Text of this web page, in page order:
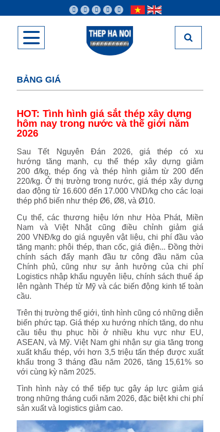
BẢNG GIÁ
HOT: Tình hình giá sắt thép xây dựng
hôm nay trong nước và thế giới năm
2026
Sau Tết Nguyên Đán 2026, giá thép có xu
hướng tăng mạnh, cụ thể thép xây dựng giảm
200 đ/kg, thép ống và thép hình giảm từ 200 đến
220/kg. Ở thị trường trong nước, giá thép xây dựng
dao động từ 16.600 đến 17.000 VND/kg cho các loại
thép phổ biến như thép Ø6, Ø8, và Ø10.
Cụ thể, các thương hiệu lớn như Hòa Phát, Miền
Nam và Việt Nhật cũng điều chỉnh giảm giá
200 VNĐ/kg do giá nguyên vật liệu, chi phí đầu vào
tăng mạnh: phôi thép, than cốc, giá điện... Đồng thời
chính sách đẩy mạnh đầu tư công đầu năm của
Chính phủ, cũng như sự ảnh hưởng của chi phí
Logistics nhập khẩu nguyên liệu, chính sách thuế áp
lên ngành Thép từ Mỹ và các biến động kinh tế toàn
cầu.
Trên thị trường thế giới, tình hình cũng có những diễn
biến phức tạp. Giá thép xu hướng nhích tăng, do nhu
cầu tiêu thụ phục hồi ở nhiều khu vực như EU,
ASEAN, và Mỹ. Việt Nam ghi nhận sự gia tăng trong
xuất khẩu thép, với hơn 3,5 triệu tấn thép được xuất
khẩu trong 3 tháng đầu năm 2026, tăng 15,61% so
với cùng kỳ năm 2025​.
Tình hình này có thể tiếp tục gây áp lực giảm giá
trong những tháng cuối năm 2026, đặc biệt khi chi phí
sản xuất và logistics giảm cao.